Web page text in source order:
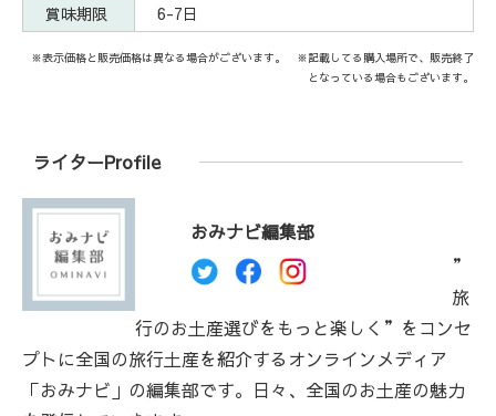
賞味期限
6-7日
※表示価格と販売価格は異なる場合がございます。 ※記載してる購入場所で、販売終了
となっている場合もございます。
ライターProfile
おみナビ編集部
”
旅
行のお土産選びをもっと楽しく”をコンセ
プトに全国の旅行土産を紹介するオンラインメディア
「おみナビ」の編集部です。日々、全国のお土産の魅力